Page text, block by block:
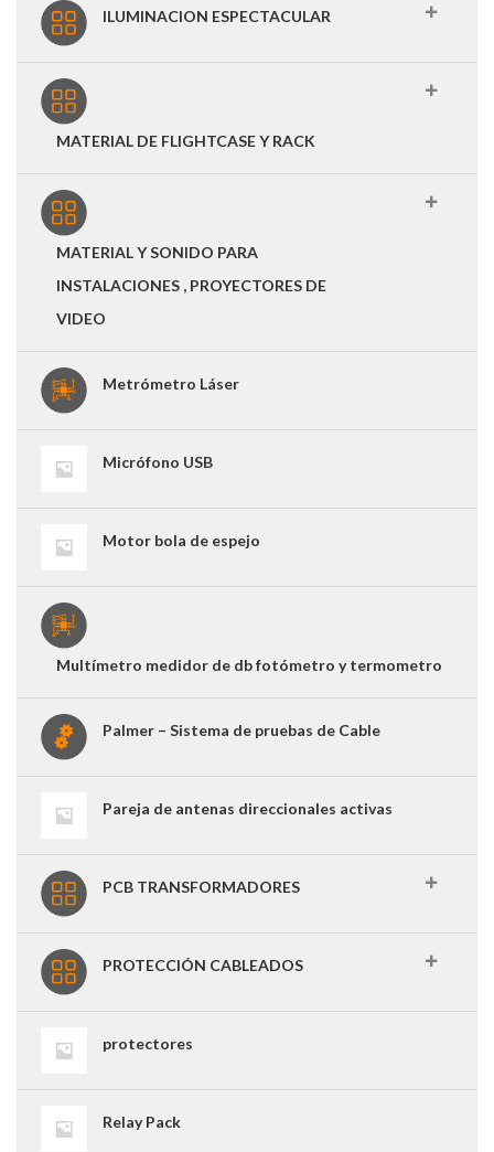
ILUMINACION ESPECTACULAR
MATERIAL DE FLIGHTCASE Y RACK
MATERIAL Y SONIDO PARA
INSTALACIONES , PROYECTORES DE
VIDEO
Metrómetro Láser
Micrófono USB
Motor bola de espejo
Multímetro medidor de db fotómetro y termometro
Palmer – Sistema de pruebas de Cable
Pareja de antenas direccionales activas
PCB TRANSFORMADORES
PROTECCIÓN CABLEADOS
protectores
Relay Pack